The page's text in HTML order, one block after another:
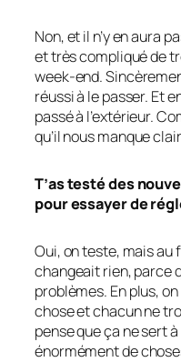
Non, et il n’y en aura
et très compliqué de
week-end.
réussi à le passer. Et
passé à l’extérieur.
qu’il nous manque
T’as testé des
pour essayer de
Oui, on teste, mais au
changeait rien, parce
problèmes. En plus,
chose et chacun ne
pense que ça ne sert
énormément de